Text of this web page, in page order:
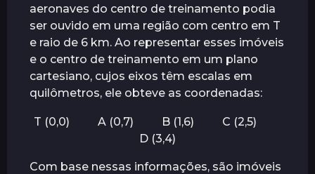
aeronaves do centro de treinamento podia
ser ouvido em uma região com centro em T
e raio de 6 km. Ao representar esses imóveis
e o centro de treinamento em um plano
cartesiano, cujos eixos têm escalas em
quilômetros, ele obteve as coordenadas:
T (0,0) A (0,7) B (1,6) C (2,5)
D (3,4)
Com base nessas informações, são imóveis